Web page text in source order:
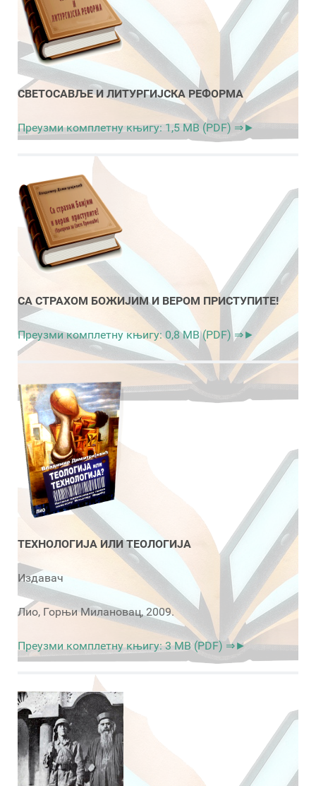
СВЕТОСАВЉЕ И ЛИТУРГИЈСКА РЕФОРМА
Преузми комплетну књигу: 1,5 MB (PDF) ⇒►
СА СТРАХОМ БОЖИЈИМ И ВЕРОМ ПРИСТУПИТЕ!
Преузми комплетну књигу: 0,8 MB (PDF) ⇒►
ТЕХНОЛОГИЈА ИЛИ ТЕОЛОГИЈА
Издавач
Лио, Горњи Милановац, 2009.
Преузми комплетну књигу: 3 MB (PDF) ⇒►